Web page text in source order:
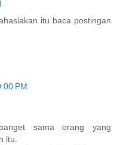
itu baca postingan
PM
sama orang yang
itu.